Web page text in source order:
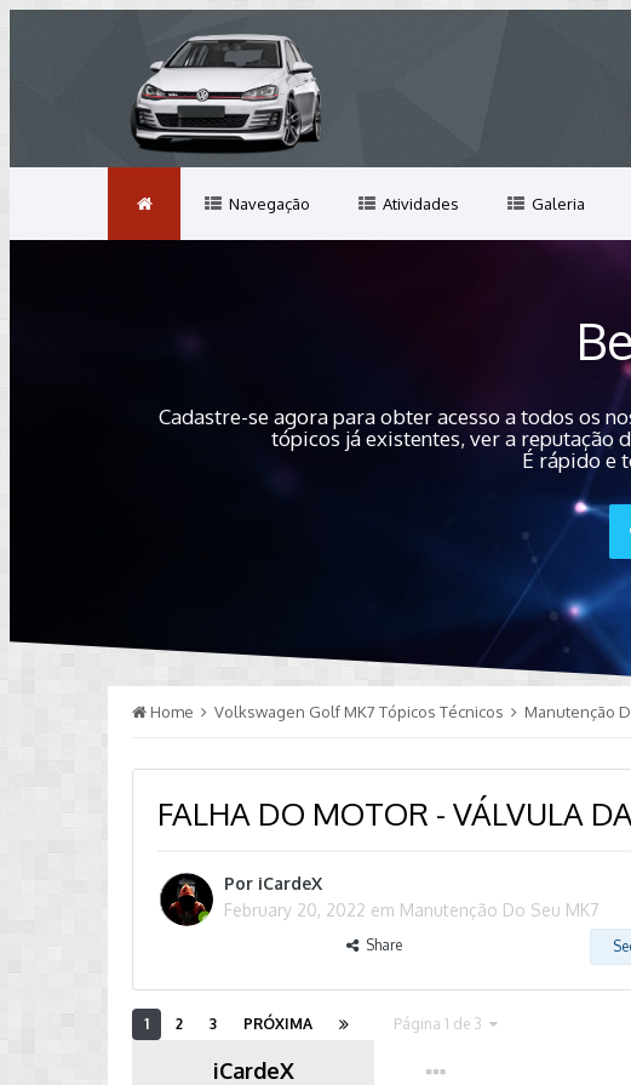
Navegação Atividades Galeria
Cadastre-se agora para obter acesso a todos os
tópicos já existentes, ver a reputação
É rápido e
Home Volkswagen Golf MK7 Tópicos Técnicos Manutenção
FALHA DO MOTOR - VÁLVULA
Por iCardeX
February 20, 2022 em Manutenção Do Seu MK7
Share
1 2 3 PRÓXIMA Página 1 de 3
iCardeX